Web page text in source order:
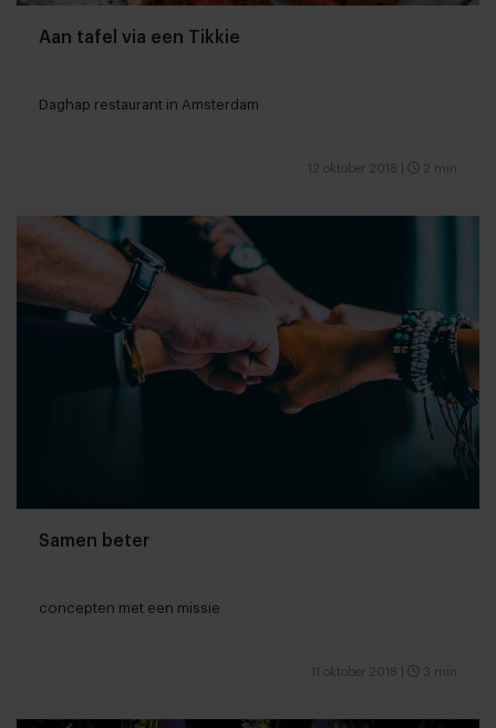
Aan tafel via een Tikkie
Daghap restaurant in Amsterdam
12 oktober 2018 2 min
Samen beter
concepten met een missie
11 oktober 2018 3 min